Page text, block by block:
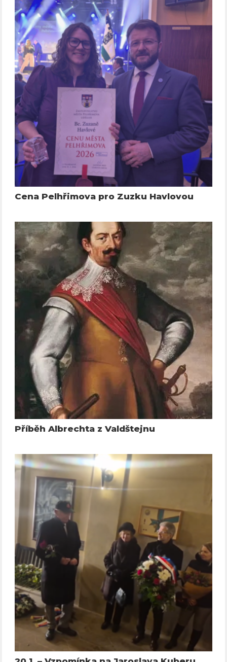
Cena Pelhřimova pro Zuzku Havlovou
Příběh Albrechta z Valdštejnu